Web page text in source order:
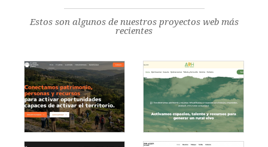
Estos son algunos de nuestros proyectos web más
recientes